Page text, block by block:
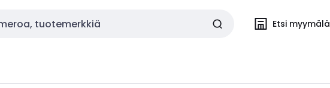
Etsi myymälä